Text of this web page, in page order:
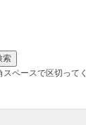
ペースで区切ってく